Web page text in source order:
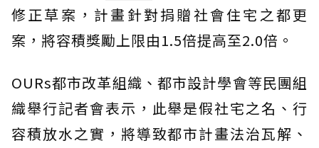
修正草案，計畫針對捐贈社會住宅之都更
案，將容積獎勵上限由1.5倍提高至2.0倍。
OURs都市改革組織、都市設計學會等民團組
織舉行記者會表示，此舉是假社宅之名、行
容積放水之實，將導致都市計畫法治瓦解、